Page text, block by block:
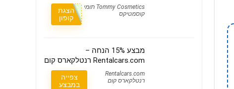
Tommy Cosmetics תומי
קוסמטיקס
הצגת
קופון
מבצע 15% הנחה –
Rentalcars.com רנטלקארס קום
Rentalcars.com
רנטלקארס קום
צפייה
במבצע